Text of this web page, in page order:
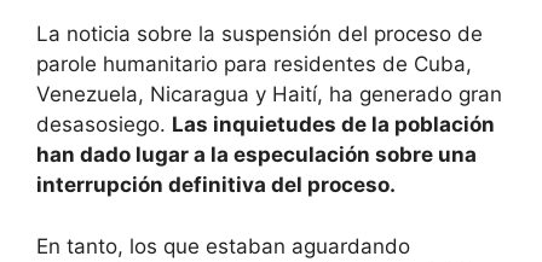
La noticia sobre la suspensión del proceso de
parole humanitario para residentes de Cuba,
Venezuela, Nicaragua y Haití, ha generado gran
desasosiego. Las inquietudes de la población
han dado lugar a la especulación sobre una
interrupción definitiva del proceso.
En tanto, los que estaban aguardando